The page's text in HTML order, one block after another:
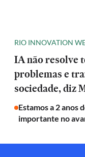
RIO INNOVATION
IA não resolve
problemas e
sociedade, diz
Estamos a 2 anos
importante no